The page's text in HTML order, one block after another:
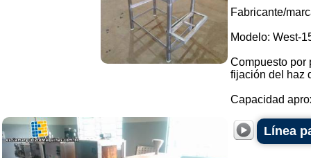
Fabricante/
Modelo: West-
Compuesto por
fijación del haz
Capacidad
Línea